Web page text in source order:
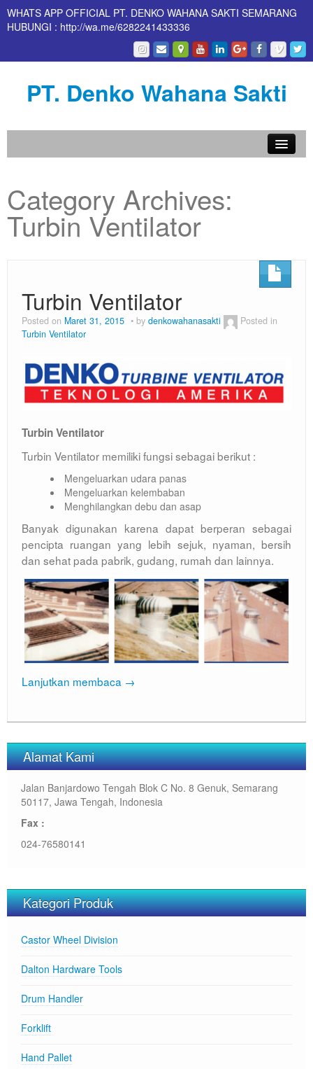
WHATS APP OFFICIAL PT. DENKO WAHANA SAKTI SEMARANG
HUBUNGI : http://wa.me/6282241433336
PT. Denko Wahana Sakti
About Us
Products
Category Archives:
Turbin Ventilator
Turbin Ventilator
Posted on Maret 31, 2015 by denkowahanasakti
Posted in
Turbin Ventilator
Turbin Ventilator
Turbin Ventilator memiliki fungsi sebagai berikut :
Mengeluarkan udara panas
Mengeluarkan kelembaban
Menghilangkan debu dan asap
Banyak digunakan karena dapat berperan sebagai
pencipta ruangan yang lebih sejuk, nyaman, bersih
dan sehat pada pabrik, gudang, rumah dan lainnya.
Lanjutkan membaca →
Alamat Kami
Jalan Banjardowo Tengah Blok C No. 8 Genuk, Semarang
50117, Jawa Tengah, Indonesia
Fax :
024-76580141
Kategori Produk
Castor Wheel Division
Dalton Hardware Tools
Drum Handler
Forklift
Hand Pallet